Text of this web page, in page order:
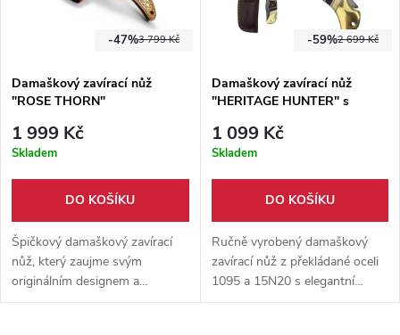
3 799 Kč
-47%
Damaškový zavírací nůž
"ROSE THORN"
1 999 Kč
Skladem
DO KOŠÍKU
Špičkový damaškový zavírací
nůž, který zaujme svým
originálním designem a
provedením. Potěší i jako dárek
2 699 Kč
-59%
Damaškový zavírací nůž
"HERITAGE HUNTER" s
1 099 Kč
Skladem
DO KOŠÍKU
Ručně vyrobený damaškový
zavírací nůž z překládané oceli
1095 a 15N20 s elegantní
rukojetí z mosazi, dřeva a